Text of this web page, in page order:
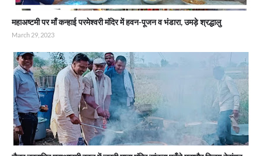
महाअष्टमी पर माँ कन्हाई परमेश्वरी मंदिर में हवन-पूजन व भंडारा, उमड़े श्रद्धालु
March 29, 2023